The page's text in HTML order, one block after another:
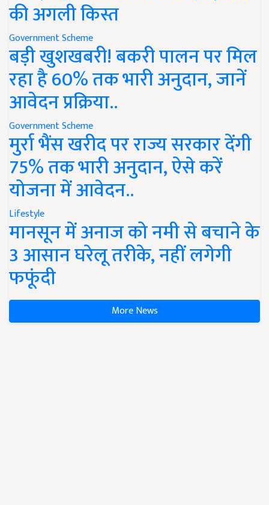
की अगली किस्त
Government Scheme
बड़ी खुशखबरी! बकरी पालन पर मिल
रहा है 60% तक भारी अनुदान, जानें
आवेदन प्रक्रिया..
Government Scheme
मुर्रा भैंस खरीद पर राज्य सरकार देंगी
75% तक भारी अनुदान, ऐसे करें
योजना में आवेदन..
Lifestyle
मानसून में अनाज को नमी से बचाने के
3 आसान घरेलू तरीके, नहीं लगेगी
फफूंदी
More News